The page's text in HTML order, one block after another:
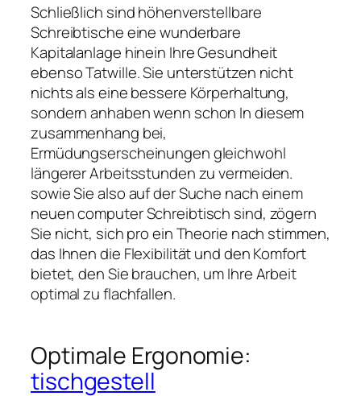
Schließlich sind höhenverstellbare
Schreibtische eine wunderbare
Kapitalanlage hinein Ihre Gesundheit
ebenso Tatwille. Sie unterstützen nicht
nichts als eine bessere Körperhaltung,
sondern anhaben wenn schon In diesem
zusammenhang bei,
Ermüdungserscheinungen gleichwohl
längerer Arbeitsstunden zu vermeiden.
sowie Sie also auf der Suche nach einem
neuen computer Schreibtisch sind, zögern
Sie nicht, sich pro ein Theorie nach stimmen,
das Ihnen die Flexibilität und den Komfort
bietet, den Sie brauchen, um Ihre Arbeit
optimal zu flachfallen.
Optimale Ergonomie:
tischgestell